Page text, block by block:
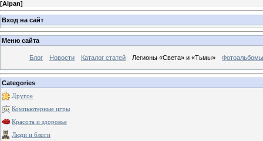
[Alpan]
Вход на сайт
Меню сайта
Блог Новости Каталог статей Легионы «Света» и «Тьмы» Фотоальбомы
Categories
Другое
Компьютерные игры
Красота и здоровье
Люди и блоги